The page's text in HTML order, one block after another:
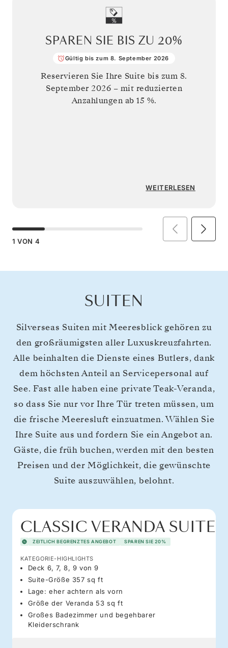
SPAREN SIE BIS ZU 20%
Gültig bis zum 8. September 2026
Reservieren Sie Ihre Suite bis zum 8.
September 2026 – mit reduzierten
Anzahlungen ab 15 %.
WEITERLESEN
1 VON 4
SUITEN
Silverseas Suiten mit Meeresblick gehören zu
den großräumigsten aller Luxuskreuzfahrten.
Alle beinhalten die Dienste eines Butlers, dank
dem höchsten Anteil an Servicepersonal auf
See. Fast alle haben eine private Teak-Veranda,
so dass Sie nur vor Ihre Tür treten müssen, um
die frische Meeresluft einzuatmen. Wählen Sie
Ihre Suite aus und fordern Sie ein Angebot an.
Gäste, die früh buchen, werden mit den besten
Preisen und der Möglichkeit, die gewünschte
Suite auszuwählen, belohnt.
CLASSIC VERANDA SUITE
ZEITLICH BEGRENZTES ANGEBOT SPAREN SIE 20%
KATEGORIE-HIGHLIGHTS
Deck 6, 7, 8, 9 von 9
Suite-Größe 357 sq ft
Lage: eher achtern als vorn
Größe der Veranda 53 sq ft
Großes Badezimmer und begehbarer
Kleiderschrank